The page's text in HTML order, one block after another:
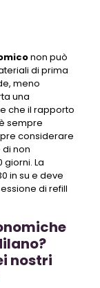
non può
di prima
meno
una
che il rapporto
sempre
considerare
non
La
in su e deve
di refill
nostri